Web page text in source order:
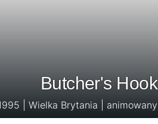
Butcher's Hook
| Wielka Brytania | animowany